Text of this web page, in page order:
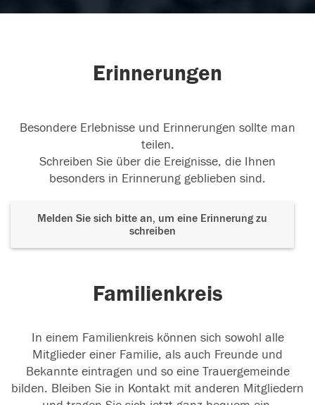
Erinnerungen
Besondere Erlebnisse und Erinnerungen sollte man
teilen.
Schreiben Sie über die Ereignisse, die Ihnen
besonders in Erinnerung geblieben sind.
Melden Sie sich bitte an, um eine Erinnerung zu
schreiben
Familienkreis
In einem Familienkreis können sich sowohl alle
Mitglieder einer Familie, als auch Freunde und
Bekannte eintragen und so eine Trauergemeinde
bilden. Bleiben Sie in Kontakt mit anderen Mitgliedern